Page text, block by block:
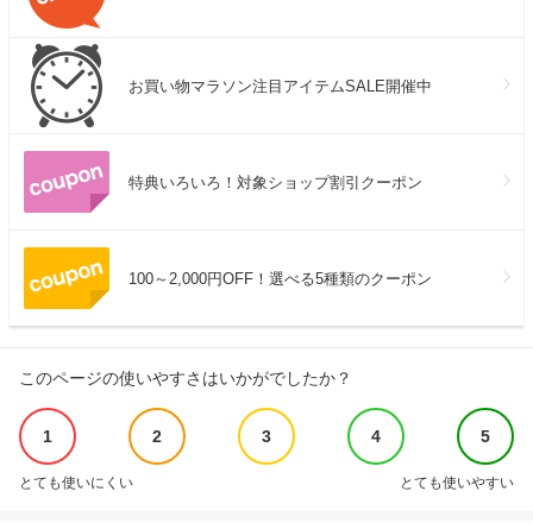
お買い物マラソン注目アイテムSALE開催中
特典いろいろ！対象ショップ割引クーポン
100～2,000円OFF！選べる5種類のクーポン
このページの使いやすさはいかがでしたか？
1 2 3 4 5
とても使いにくい とても使いやすい